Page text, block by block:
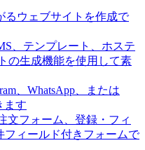
るウェブサイトを作成で
、テンプレート、ホステ
の生成機能を使用して素
、WhatsApp、または
ます
文フォーム、登録・フィ
フィールド付きフォームで